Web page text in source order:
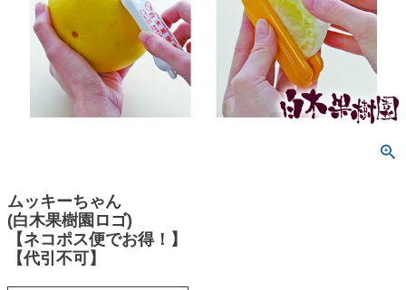
ムッキーちゃん
(白木果樹園ロゴ)
【ネコポス便でお得！】
【代引不可】